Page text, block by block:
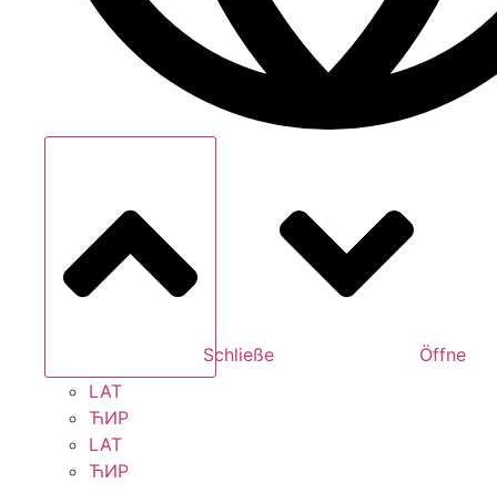
Schließe
Öffne
LAT
ЋИР
LAT
ЋИР